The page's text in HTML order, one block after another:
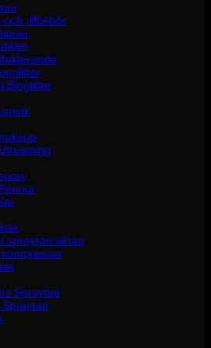
varukorgen.
och tillbehör
Bioglitter
spraytan/airtan
Spraytan